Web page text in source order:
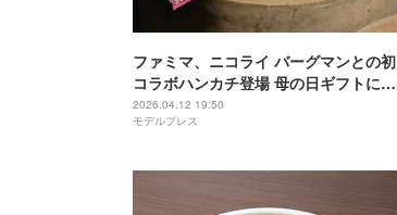
ファミマ、ニコライ バーグマンとの初
コラボハンカチ登場 母の日ギフトにも
最適な花柄＆グラデーション
2026.04.12 19:50
モデルプレス